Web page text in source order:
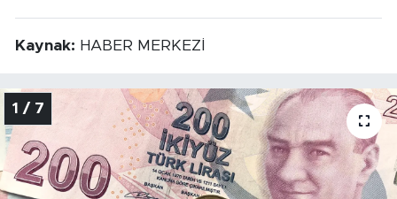
Kaynak: HABER MERKEZİ
1 / 7